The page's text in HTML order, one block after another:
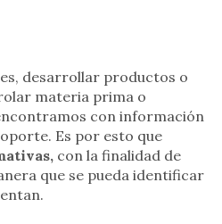
desarrollar productos o
materia prima o
con información
Es por esto que
con la finalidad de
que se pueda identificar